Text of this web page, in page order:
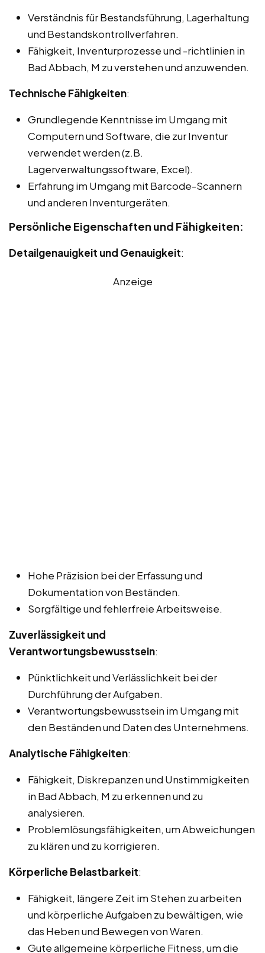
Verständnis für Bestandsführung, Lagerhaltung
und Bestandskontrollverfahren.
Fähigkeit, Inventurprozesse und -richtlinien in
Bad Abbach, M zu verstehen und anzuwenden.
Technische Fähigkeiten:
Grundlegende Kenntnisse im Umgang mit
Computern und Software, die zur Inventur
verwendet werden (z.B.
Lagerverwaltungssoftware, Excel).
Erfahrung im Umgang mit Barcode-Scannern
und anderen Inventurgeräten.
Persönliche Eigenschaften und Fähigkeiten:
Detailgenauigkeit und Genauigkeit:
Anzeige
Hohe Präzision bei der Erfassung und
Dokumentation von Beständen.
Sorgfältige und fehlerfreie Arbeitsweise.
Zuverlässigkeit und
Verantwortungsbewusstsein:
Pünktlichkeit und Verlässlichkeit bei der
Durchführung der Aufgaben.
Verantwortungsbewusstsein im Umgang mit
den Beständen und Daten des Unternehmens.
Analytische Fähigkeiten:
Fähigkeit, Diskrepanzen und Unstimmigkeiten
in Bad Abbach, M zu erkennen und zu
analysieren.
Problemlösungsfähigkeiten, um Abweichungen
zu klären und zu korrigieren.
Körperliche Belastbarkeit:
Fähigkeit, längere Zeit im Stehen zu arbeiten
und körperliche Aufgaben zu bewältigen, wie
das Heben und Bewegen von Waren.
Gute allgemeine körperliche Fitness, um die